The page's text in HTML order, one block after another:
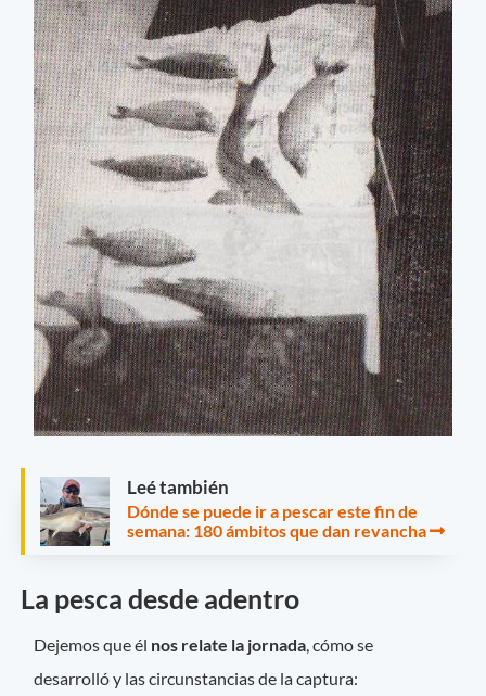
Leé también
Dónde se puede ir a pescar este fin de
semana: 180 ámbitos que dan revancha
La pesca desde adentro
Dejemos que él nos relate la jornada, cómo se
desarrolló y las circunstancias de la captura: